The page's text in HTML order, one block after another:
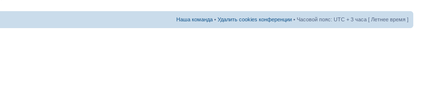
Наша команда • Удалить cookies конференции • Часовой пояс: UTC + 3 часа [ Летнее время ]